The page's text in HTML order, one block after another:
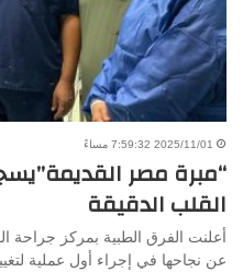
2025/11/01 7:59:32 مساءً
“مبرة مصر
القلب الدقيقة
أعلنت الفرق الطبية بمركز
عن نجاحها في إجراء أول عملية